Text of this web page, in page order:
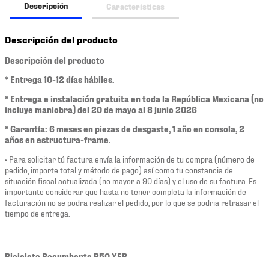
Descripción Características
Descripción del producto
Descripción del producto
* Entrega 10-12 días hábiles.
* Entrega e instalación gratuita en toda la República Mexicana (no
incluye maniobra) del 20 de mayo al 8 junio 2026
* Garantía: 6 meses en piezas de desgaste, 1 año en consola, 2
años en estructura-frame.
• Para solicitar tú factura envía la información de tu compra (número de
pedido, importe total y método de pago) así como tu constancia de
situación fiscal actualizada (no mayor a 90 días) y el uso de su factura. Es
importante considerar que hasta no tener completa la información de
facturación no se podra realizar el pedido, por lo que se podria retrasar el
tiempo de entrega.